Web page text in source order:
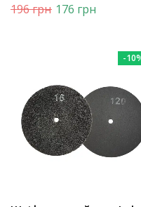
196грн 176 грн
-